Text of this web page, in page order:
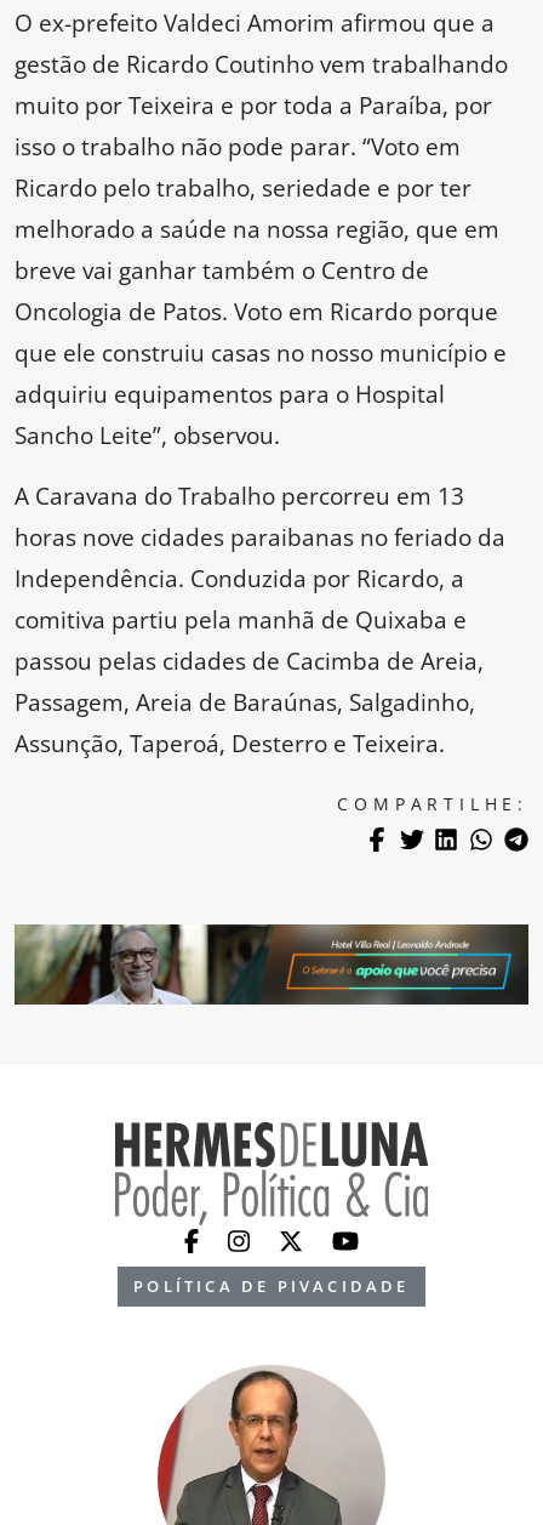
O ex-prefeito Valdeci Amorim afirmou que a
gestão de Ricardo Coutinho vem trabalhando
muito por Teixeira e por toda a Paraíba, por
isso o trabalho não pode parar. “Voto em
Ricardo pelo trabalho, seriedade e por ter
melhorado a saúde na nossa região, que em
breve vai ganhar também o Centro de
Oncologia de Patos. Voto em Ricardo porque
que ele construiu casas no nosso município e
adquiriu equipamentos para o Hospital
Sancho Leite”, observou.
A Caravana do Trabalho percorreu em 13
horas nove cidades paraibanas no feriado da
Independência. Conduzida por Ricardo, a
comitiva partiu pela manhã de Quixaba e
passou pelas cidades de Cacimba de Areia,
Passagem, Areia de Baraúnas, Salgadinho,
Assunção, Taperoá, Desterro e Teixeira.
COMPARTILHE:
POLÍTICA DE PIVACIDADE